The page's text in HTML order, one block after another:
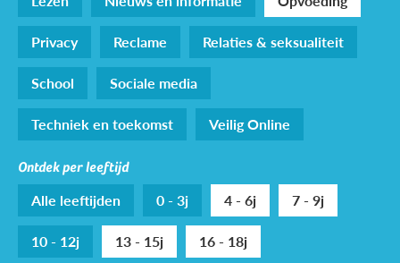
Privacy
Reclame
Relaties & seksualiteit
School
Sociale media
Techniek en toekomst
Veilig Online
Ontdek per leeftijd
Alle leeftijden 0 - 3j 4 - 6j
7 - 9j
10 - 12j
13 - 15j 16 - 18j